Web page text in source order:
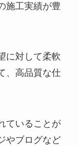
施工実績が豊
に対して柔軟
、高品質な仕
ていることが
やブログなど